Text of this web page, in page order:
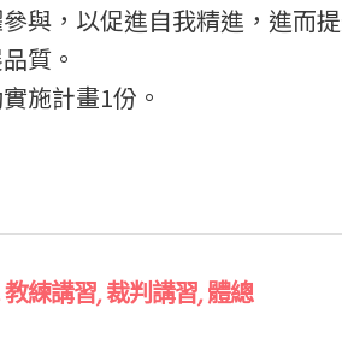
與，以促進自我精進，進而
質。
施計畫1份。
教練講習,裁判講習,體總